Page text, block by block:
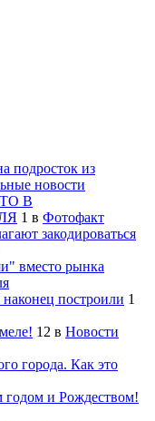
подросток из
новости
В
1 в Фотофакт
закодироваться
вместо рынка
построили 1
12 в Новости
города. Как это
и Рождеством!